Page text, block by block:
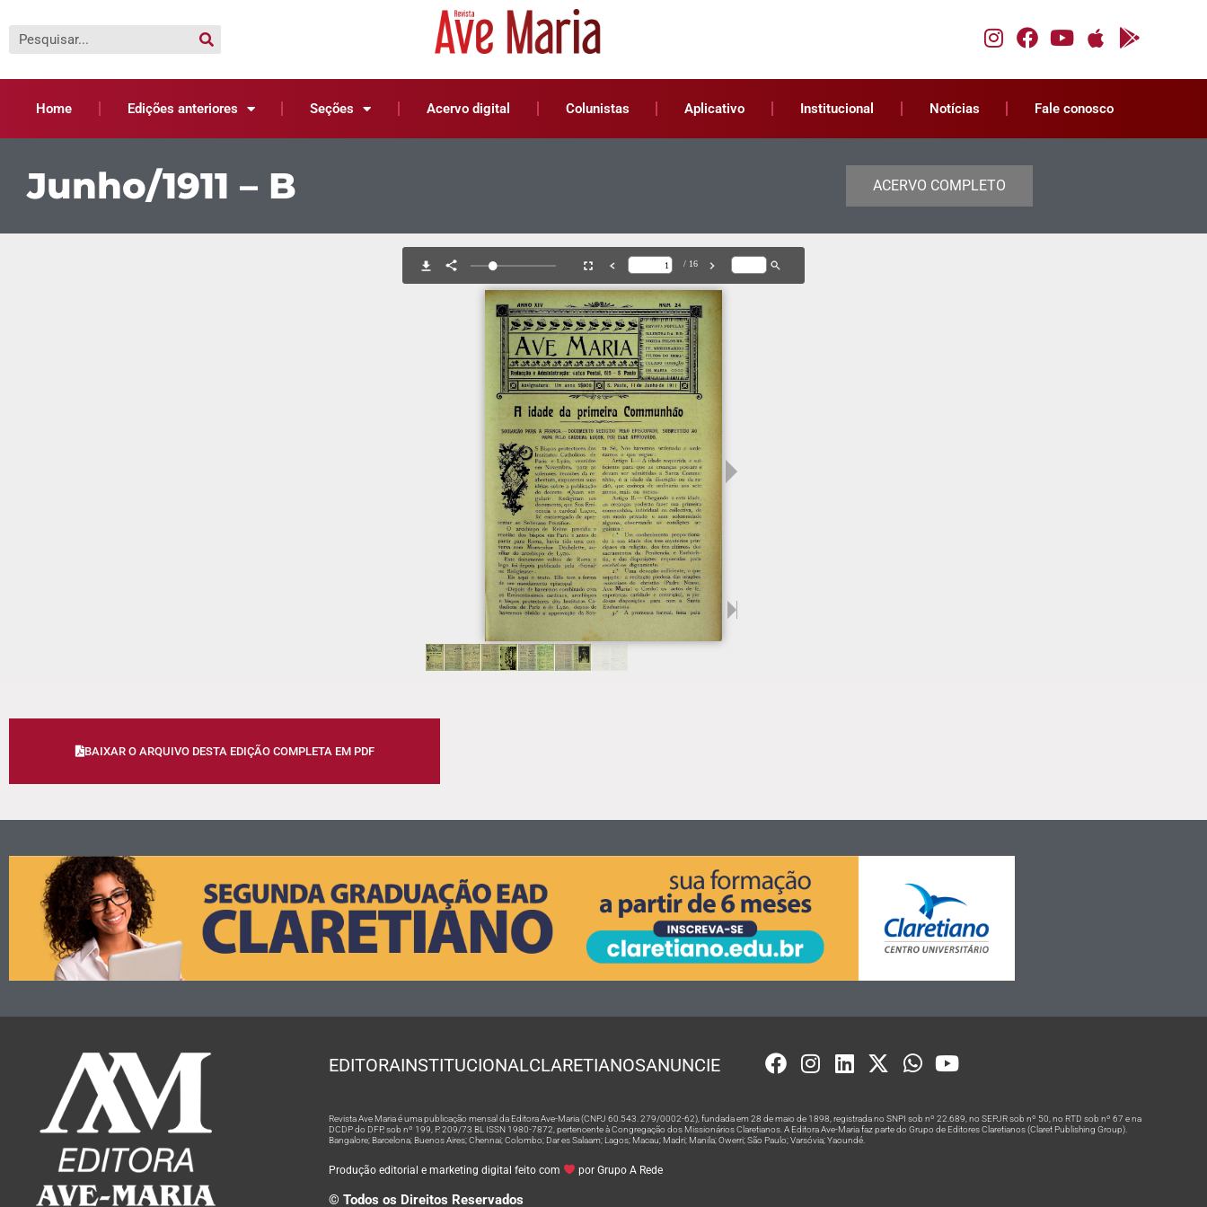
Home Edições anteriores Seções Acervo digital Colunistas Aplicativo Institucional Notícias Fale conosco
Junho/1911 – B ACERVO COMPLETO
BAIXAR O ARQUIVO DESTA EDIÇÃO COMPLETA EM PDF
EDITORAINSTITUCIONALCLARETIANOSANUNCIE
Revista Ave Maria é uma publicação mensal da Editora Ave-Maria (CNPJ 60.543. 279/0002-62), fundada em 28 de maio de 1898, registrada no SNPI sob nº 22.689, no SEPJR sob nº 50, no RTD sob nº 67 e na
DCDP do DFP, sob nº 199, P. 209/73 BL ISSN 1980-7872, pertencente à Congregação dos Missionários Claretianos. A Editora Ave-Maria faz parte do Grupo de Editores Claretianos (Claret Publishing Group).
Bangalore; Barcelona; Buenos Aires; Chennai; Colombo; Dar es Salaam; Lagos; Macau; Madri; Manila; Owerri; São Paulo; Varsóvia; Yaoundé.
Produção editorial e marketing digital feito com por Grupo A Rede
© Todos os Direitos Reservados